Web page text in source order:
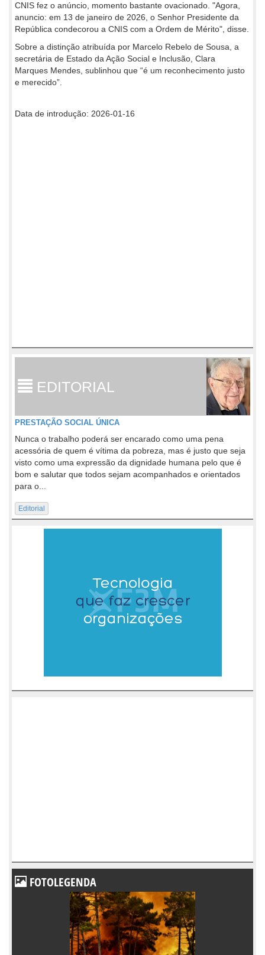
CNIS fez o anúncio, momento bastante ovacionado. "Agora,
anuncio: em 13 de janeiro de 2026, o Senhor Presidente da
República condecorou a CNIS com a Ordem de Mérito", disse.
Sobre a distinção atribuída por Marcelo Rebelo de Sousa, a
secretária de Estado da Ação Social e Inclusão, Clara
Marques Mendes, sublinhou que “é um reconhecimento justo
e merecido”.
Data de introdução: 2026-01-16
EDITORIAL
PRESTAÇÃO SOCIAL ÚNICA
Nunca o trabalho poderá ser encarado como uma pena
acessória de quem é vítima da pobreza, mas é justo que seja
visto como uma expressão da dignidade humana pelo que é
bom e salutar que todos sejam acompanhados e orientados
para o...
Editorial
FOTOLEGENDA